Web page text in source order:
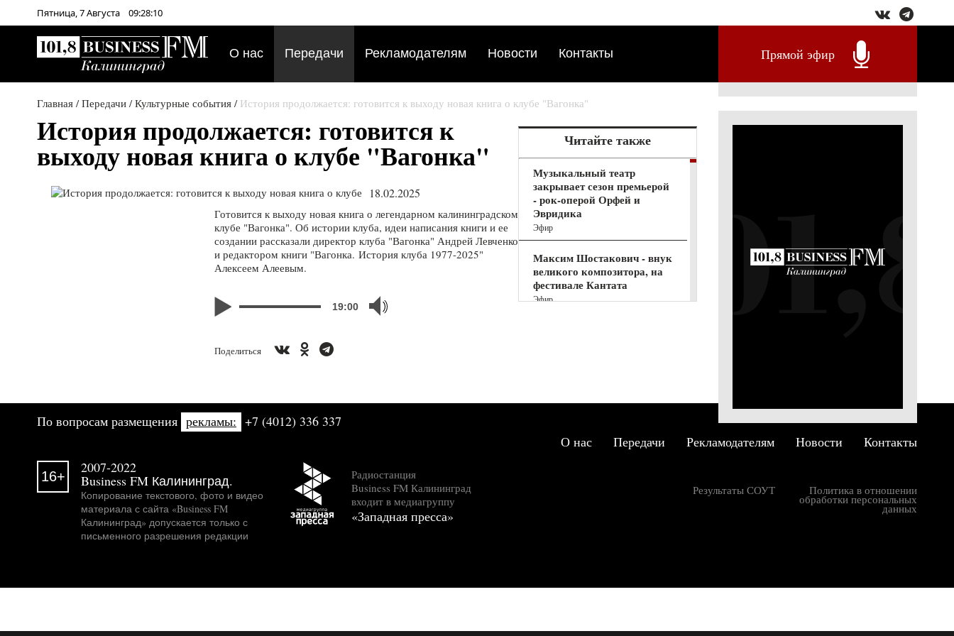
Пятница,7Августа 09:28:11
О нас Передачи Рекламодателям Новости Контакты Прямой эфир
Главная /Передачи /Культурные события / История продолжается: готовится к выходу новая книга о клубе "Вагонка"
Читайте также
Музыкальный театр
закрывает сезон премьерой
- рок-оперой Орфей и
Эвридика
Эфир
Максим Шостакович - внук
великого композитора, на
фестивале Кантата
Эфир
Филармония готовится к
История продолжается: готовится к
выходу новая книга о клубе "Вагонка"
18.02.2025
Готовится к выходу новая книга о легендарном калининградском
клубе "Вагонка". Об истории клуба, идеи написания книги и ее
создании рассказали директор клуба "Вагонка" Андрей Левченко
и редактором книги "Вагонка. История клуба 1977-2025"
Алексеем Алеевым.
19:00
Поделиться
По вопросам размещения рекламы: +7 (4012) 336 337
О нас
Передачи Рекламодателям Новости Контакты
16+
2007-2022
Business FM Калининград.
Копирование текстового, фото и видео
материала с сайта «Business FM
Калининград» допускается только с
письменного разрешения редакции
Радиостанция
Business FM Калининград
входит в медиагруппу
«Западная пресса»
Политика в отношении
обработки персональных
данных
Результаты СОУТ